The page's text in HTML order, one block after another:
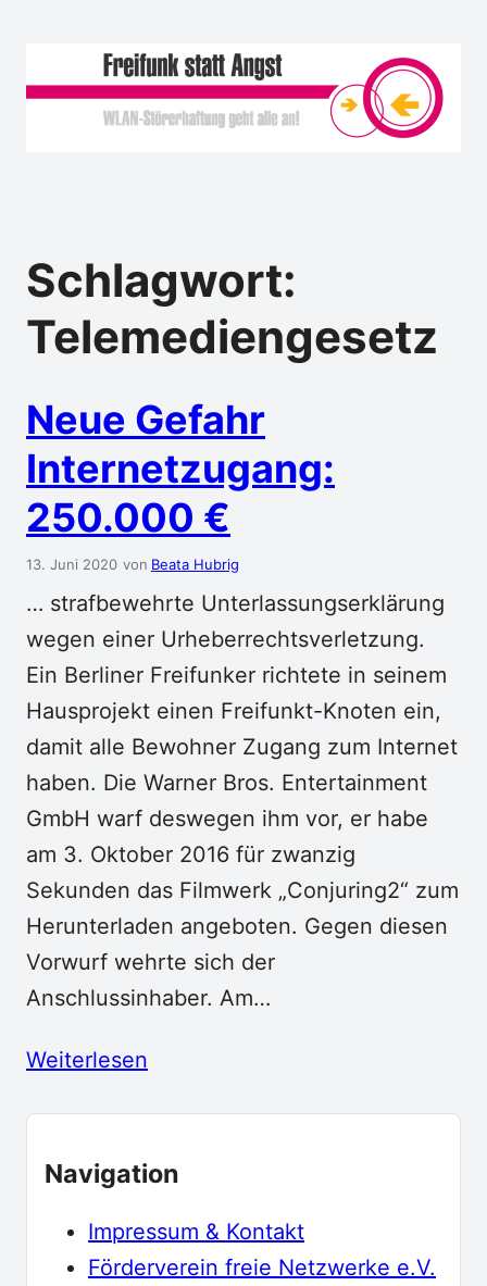
Schlagwort:
Telemediengesetz
Neue Gefahr
Internetzugang:
250.000 €
13. Juni 2020 Beata Hubrig
… strafbewehrte Unterlassungserklärung
wegen einer Urheberrechtsverletzung.
Ein Berliner Freifunker richtete in seinem
Hausprojekt einen Freifunkt-Knoten ein,
damit alle Bewohner Zugang zum Internet
haben. Die Warner Bros. Entertainment
GmbH warf deswegen ihm vor, er habe
am 3. Oktober 2016 für zwanzig
Sekunden das Filmwerk „Conjuring2“ zum
Herunterladen angeboten. Gegen diesen
Vorwurf wehrte sich der
Anschlussinhaber. Am…
Weiterlesen
Navigation
Impressum & Kontakt
Förderverein freie Netzwerke e.V.